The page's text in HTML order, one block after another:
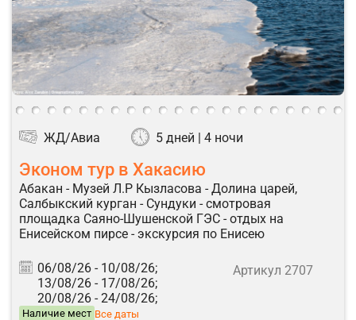
ЖД/Авиа 5 дней | 4 ночи
Эконом тур в Хакасию
Абакан - Музей Л.Р Кызласова - Долина царей,
Салбыкский курган - Сундуки - смотровая
площадка Саяно-Шушенской ГЭС - отдых на
Енисейском пирсе - экскурсия по Енисею
06/08/26 - 10/08/26;
13/08/26 - 17/08/26;
20/08/26 - 24/08/26;
Наличие мест Все даты
Артикул 2707